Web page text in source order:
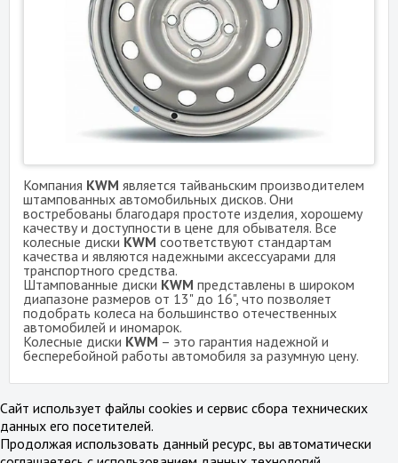
Компания KWM является тайваньским производителем
штампованных автомобильных дисков. Они
востребованы благодаря простоте изделия, хорошему
качеству и доступности в цене для обывателя. Все
колесные диски KWM соответствуют стандартам
качества и являются надежными аксессуарами для
транспортного средства.
Штампованные диски KWM представлены в широком
диапазоне размеров от 13" до 16", что позволяет
подобрать колеса на большинство отечественных
автомобилей и иномарок.
Колесные диски KWM – это гарантия надежной и
бесперебойной работы автомобиля за разумную цену.
Сайт использует файлы cookies и сервис сбора технических
данных его посетителей.
Продолжая использовать данный ресурс, вы автоматически